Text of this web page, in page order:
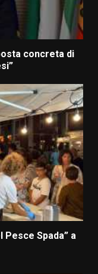
concreta di
Pesce Spada” a